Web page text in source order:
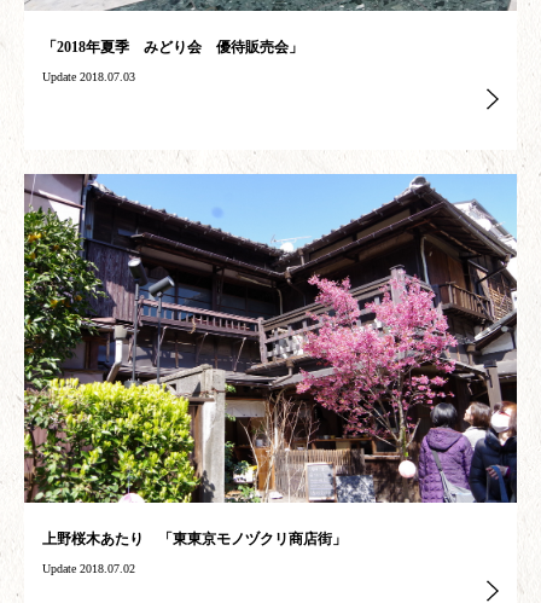
「2018年夏季 みどり会 優待販売会」
Update 2018.07.03
上野桜木あたり 「東東京モノヅクリ商店街」
Update 2018.07.02